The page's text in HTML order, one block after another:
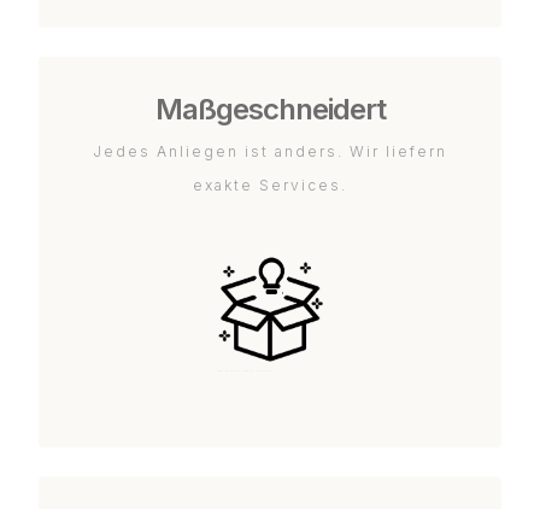
Maßgeschneidert
Jedes Anliegen ist anders. Wir liefern
exakte Services.